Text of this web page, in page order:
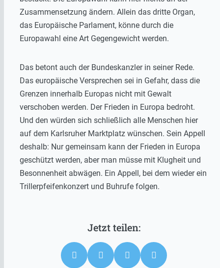
Zusammensetzung ändern. Allein das dritte Organ,
das Europäische Parlament, könne durch die
Europawahl eine Art Gegengewicht werden.
Das betont auch der Bundeskanzler in seiner Rede.
Das europäische Versprechen sei in Gefahr, dass die
Grenzen innerhalb Europas nicht mit Gewalt
verschoben werden. Der Frieden in Europa bedroht.
Und den würden sich schließlich alle Menschen hier
auf dem Karlsruher Marktplatz wünschen. Sein Appell
deshalb: Nur gemeinsam kann der Frieden in Europa
geschützt werden, aber man müsse mit Klugheit und
Besonnenheit abwägen. Ein Appell, bei dem wieder ein
Trillerpfeifenkonzert und Buhrufe folgen.